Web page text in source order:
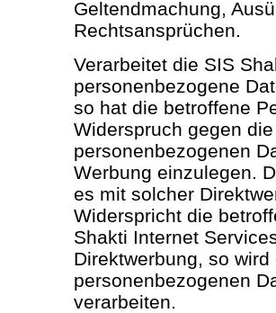
Geltendmachung,
Rechtsansprüchen.
Verarbeitet die SIS
personenbezogene
so hat die betroffene
Widerspruch gegen
personenbezogenen
Werbung einzulegen.
es mit solcher
Widerspricht die
Shakti Internet
Direktwerbung, so
personenbezogenen
verarbeiten.